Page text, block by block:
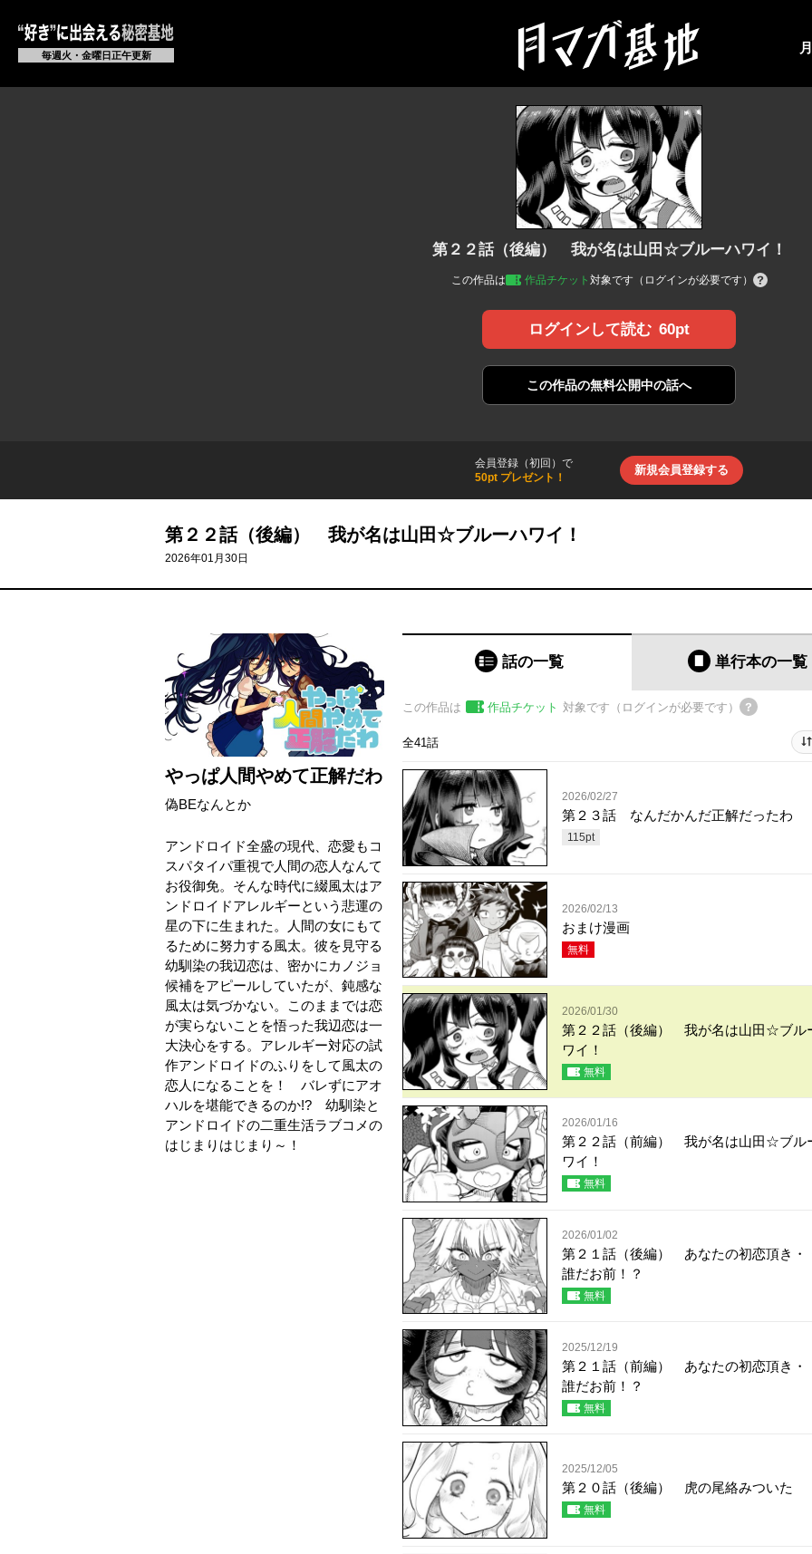
毎週火・金曜日正午更新
第２２話（後編） 我が名は山田☆ブルーハワイ！
この作品は 作品チケット 対象です（ログインが必要です）
ログインして読む 60pt
この作品の無料公開中の話へ
会員登録（初回）で
50pt プレゼント！
新規会員登録する
第２２話（後編） 我が名は山田☆ブルーハワイ！
2026年01月30日
やっぱ人間やめて正解だわ
偽BEなんとか
アンドロイド全盛の現代、恋愛もコ
スパタイパ重視で人間の恋人なんて
お役御免。そんな時代に綴風太はア
ンドロイドアレルギーという悲運の
星の下に生まれた。人間の女にもて
るために努力する風太。彼を見守る
幼馴染の我辺恋は、密かにカノジョ
候補をアピールしていたが、鈍感な
風太は気づかない。このままでは恋
が実らないことを悟った我辺恋は一
大決心をする。アレルギー対応の試
作アンドロイドのふりをして風太の
恋人になることを！ バレずにアオ
ハルを堪能できるのか!? 幼馴染と
アンドロイドの二重生活ラブコメの
はじまりはじまり～！
話の一覧 単行本の一覧
この作品は 作品チケット 対象です（ログインが必要です）
全41話
2026/02/27
第２３話 なんだかんだ正解だったわ
115pt
2026/02/13
おまけ漫画
無料
2026/01/30
第２２話（後編） 我が名は山田☆ブル
ワイ！
無料
2026/01/16
第２２話（前編） 我が名は山田☆ブル
ワイ！
無料
2026/01/02
第２１話（後編） あなたの初恋頂き・
誰だお前！？
無料
2025/12/19
第２１話（前編） あなたの初恋頂き・
誰だお前！？
無料
2025/12/05
第２０話（後編） 虎の尾絡みついた
無料